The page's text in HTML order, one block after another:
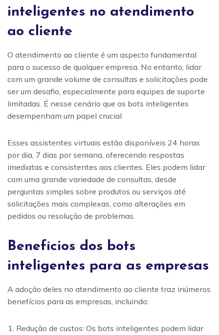
inteligentes no atendimento
ao cliente
O atendimento ao cliente é um aspecto fundamental
para o sucesso de qualquer empresa. No entanto, lidar
com um grande volume de consultas e solicitações pode
ser um desafio, especialmente para equipes de suporte
limitadas. É nesse cenário que os bots inteligentes
desempenham um papel crucial.
Esses assistentes virtuais estão disponíveis 24 horas
por dia, 7 dias por semana, oferecendo respostas
imediatas e consistentes aos clientes. Eles podem lidar
com uma grande variedade de consultas, desde
perguntas simples sobre produtos ou serviços até
solicitações mais complexas, como alterações em
pedidos ou resolução de problemas.
Benefícios dos bots
inteligentes para as empresas
A adoção deles no atendimento ao cliente traz inúmeros
benefícios para as empresas, incluindo:
Redução de custos: Os bots inteligentes podem lidar